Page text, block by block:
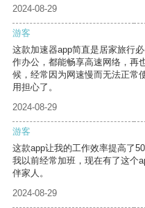
2024-08-29
游客
这款加速器app简直是居家旅行
作办公，都能畅享高速网络，再
候，经常因为网速慢而无法正常
用担心了。
2024-08-29
游客
这款app让我的工作效率提高了
我以前经常加班，现在有了这个
伴家人。
2024-08-29